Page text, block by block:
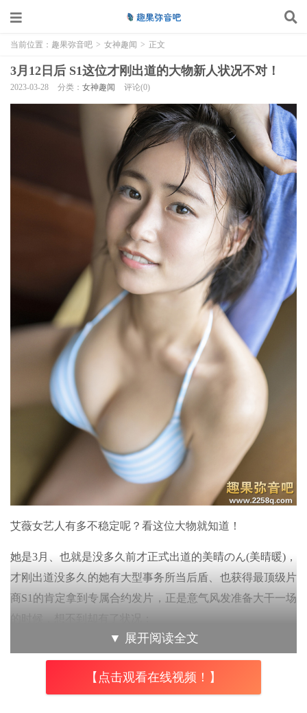
当前位置： 趣果弥音吧 > 女神趣闻 > 正文
3月12日后 S1这位才刚出道的大物新人状况不对！
2023-03-28 分类： 女神趣闻 评论(0)
艾薇女艺人有多不稳定呢？看这位大物就知道！
她是3月、也就是没多久前才正式出道的美晴のん(美晴暖)，
才刚出道没多久的她有大型事务所当后盾、也获得最顶级片
商S1的肯定拿到专属合约发片，正是意气风发准备大干一场
▼ 展开阅读全文
【点击观看在线视频！】